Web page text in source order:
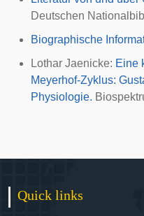
Deutschen
Biographische
Lothar Jaenicke: Eine
Meyerhof-Zyklus:
Physiologie.
Quick links